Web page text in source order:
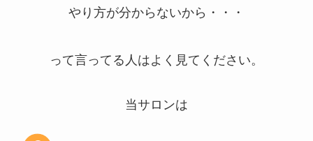
やり方が分からないから・・・
って言ってる人はよく見てください。
当サロンは